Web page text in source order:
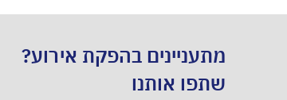
מתעניינים בהפקת אירוע?
שתפו אותנו